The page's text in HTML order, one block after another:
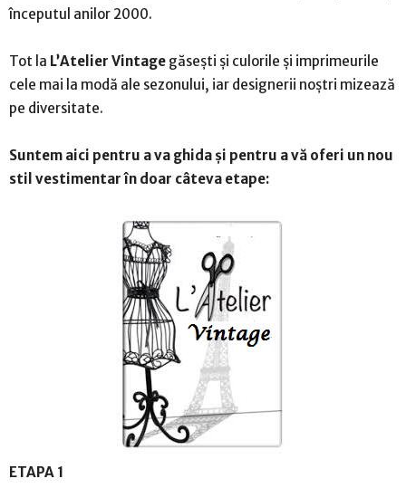
începutul anilor 2000.
Tot la L’Atelier Vintage găsești și culorile și imprimeurile
cele mai la modă ale sezonului, iar designerii noștri mizează
pe diversitate.
Suntem aici pentru a va ghida și pentru a vă oferi un nou
stil vestimentar în doar câteva etape:
ETAPA 1